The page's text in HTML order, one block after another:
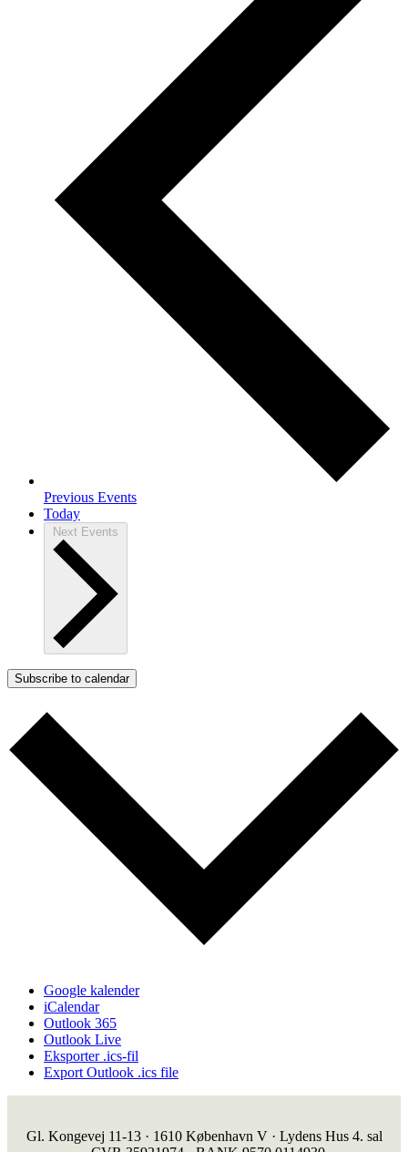
Previous Events
Today
Next Events
Subscribe to calendar
Google kalender
iCalendar
Outlook 365
Outlook Live
Eksporter .ics-fil
Export Outlook .ics file
Gl. Kongevej 11-13 · 1610 København V · Lydens Hus 4. sal